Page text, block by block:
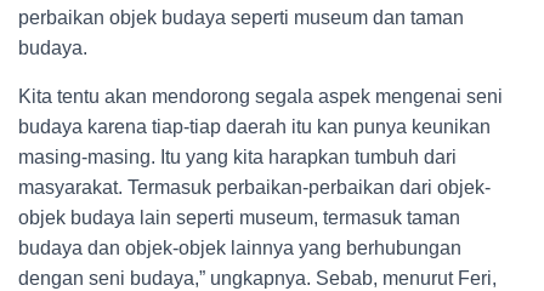
perbaikan objek budaya seperti museum dan taman
budaya.
Kita tentu akan mendorong segala aspek mengenai seni
budaya karena tiap-tiap daerah itu kan punya keunikan
masing-masing. Itu yang kita harapkan tumbuh dari
masyarakat. Termasuk perbaikan-perbaikan dari objek-
objek budaya lain seperti museum, termasuk taman
budaya dan objek-objek lainnya yang berhubungan
dengan seni budaya,” ungkapnya. Sebab, menurut Feri,